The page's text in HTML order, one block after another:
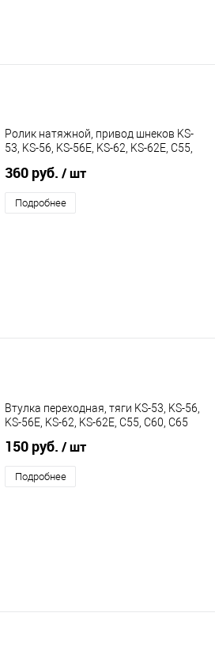
Ролик натяжной, привод шнеков KS-
53, KS-56, KS-56E, KS-62, KS-62E, C55,
360 руб. / шт
Подробнее
Втулка переходная, тяги KS-53, KS-56,
KS-56E, KS-62, KS-62E, C55, С60, C65
150 руб. / шт
Подробнее